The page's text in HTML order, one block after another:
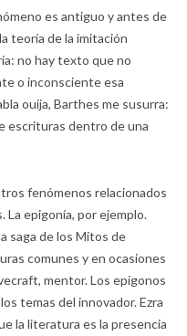
es antiguo y antes de
teoría de la imitación
no hay texto que no
o inconsciente esa
ouija, Barthes me susurra:
escrituras dentro de una
fenómenos relacionados
La epigonía, por ejemplo.
saga de los Mitos de
comunes y en ocasiones
mentor. Los epígonos
temas del innovador. Ezra
la literatura es la presencia